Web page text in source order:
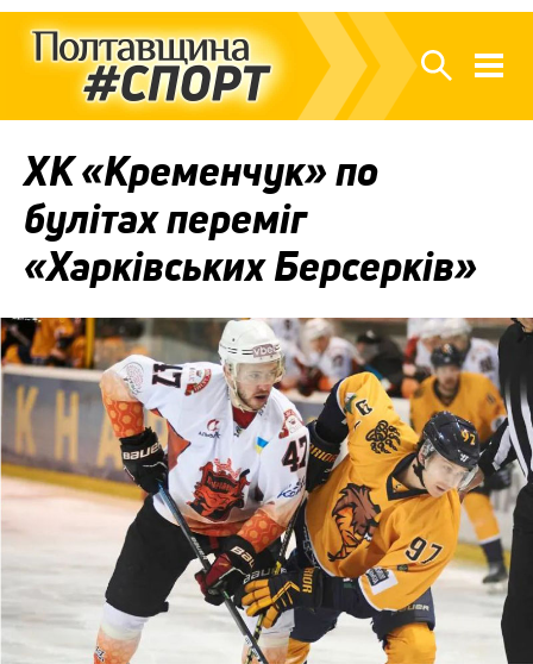
ХК «Кременчук» по
булітах переміг
«Харківських Берсерків»